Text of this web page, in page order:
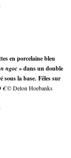
en porcelaine bleu
ngoc» dans un double
sous la base. Fêles sur
€ © Delon Hoebanks